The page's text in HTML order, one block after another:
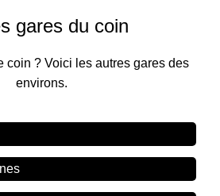
gares du coin
coin ? Voici les autres gares des
environs.